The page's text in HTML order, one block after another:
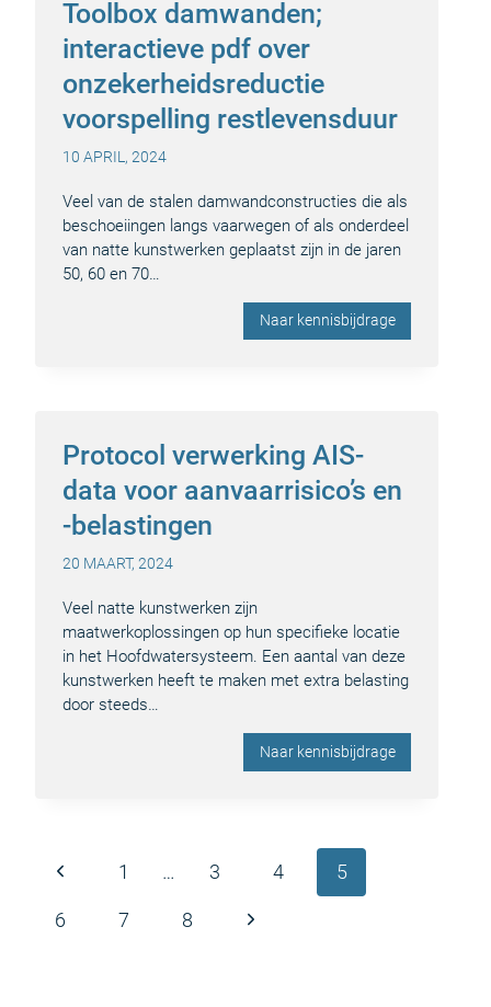
Toolbox damwanden;
interactieve pdf over
onzekerheidsreductie
voorspelling restlevensduur
10 APRIL, 2024
Veel van de stalen damwandconstructies die als
beschoeiingen langs vaarwegen of als onderdeel
van natte kunstwerken geplaatst zijn in de jaren
50, 60 en 70…
Naar kennisbijdrage
Protocol verwerking AIS-
data voor aanvaarrisico’s en
-belastingen
20 MAART, 2024
Veel natte kunstwerken zijn
maatwerkoplossingen op hun specifieke locatie
in het Hoofdwatersysteem. Een aantal van deze
kunstwerken heeft te maken met extra belasting
door steeds…
Naar kennisbijdrage
Paginanavigatie
Vorige
pagina
1 … 3 4 5
6 7 8
Volgende